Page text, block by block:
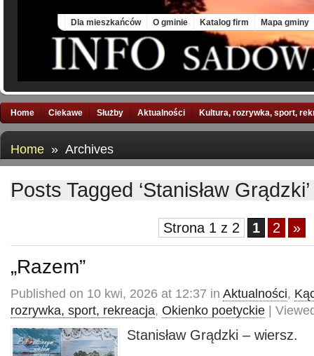
Dla mieszkańców O gminie Katalog firm Mapa gminy
Home Ciekawe Służby Aktualności Kultura, rozrywka, sport,
Home » Archives
Posts Tagged ‘Stanisław Grądzki’
Strona 1 z 2 1 2 »
„Razem”
Published on 10 kwi, 2026 at 12:37 in Aktualności,
rozrywka, sport, rekreacja, Okienko poetyckie |
Stanisław Grądzki – wiersz.